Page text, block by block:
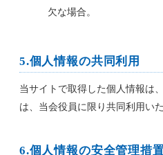
欠な場合。
5.個人情報の共同利用
当サイトで取得した個人情報は
は、当会役員に限り共同利用いた
6.個人情報の安全管理措